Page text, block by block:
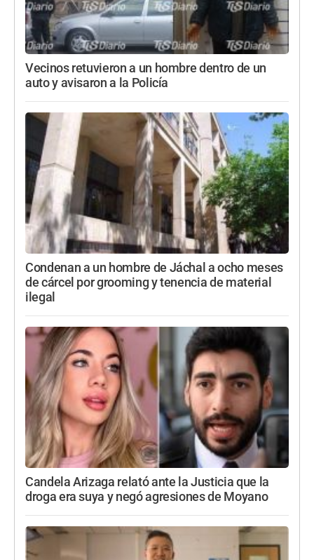
Vecinos retuvieron a un hombre dentro de un
auto y avisaron a la Policía
Condenan a un hombre de Jáchal a ocho meses
de cárcel por grooming y tenencia de material
ilegal
Candela Arizaga relató ante la Justicia que la
droga era suya y negó agresiones de Moyano